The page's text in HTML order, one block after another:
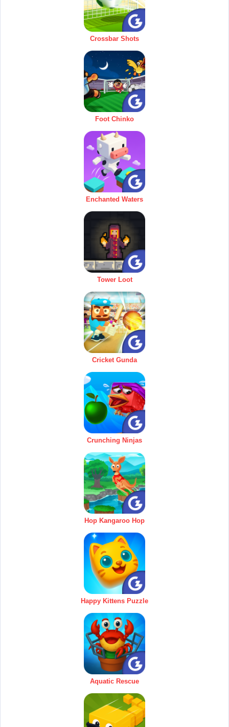
Crossbar Shots
Foot Chinko
Enchanted Waters
Tower Loot
Cricket Gunda
Crunching Ninjas
Hop Kangaroo Hop
Happy Kittens Puzzle
Aquatic Rescue